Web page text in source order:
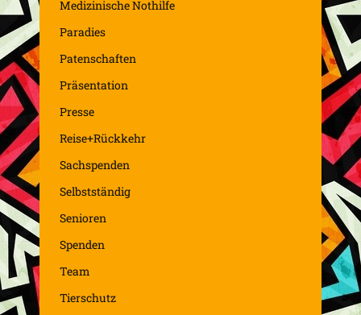
Medizinische Nothilfe
Paradies
Patenschaften
Präsentation
Presse
Reise+Rückkehr
Sachspenden
Selbstständig
Senioren
Spenden
Team
Tierschutz